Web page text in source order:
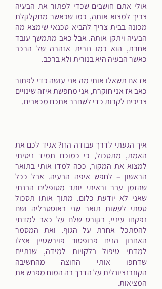
אולי אתם חושבים שכדי לפתור את הבעיה
צריך למצוא אותה, כמו שכאשר מתקלקלת
מכונה בבית צריך להביא טכנאי שימצא מה
הבעיה ויתקן אותה. אבל כאב מתמשך עובד
אחרת, הוא כמו נורית אזהרה של הרכב
כאשר הבעיה היא בנורית ולא ברכב.
אז אם תשאלו אותי מה אני עושה כדי לפתור
כאב אז אני חוקרת, אני מחפשת איזה שינויים
צריכים לקרות כדי לשחרר אתכם מכאבים.
איך הגעתי לדרך עבודה הזו? אגיד לכם את
האמת, מתסכול, כי כמוכם תמיד ניסיתי
למצוא את המקור, ככה למדו אותי בתואר
הראשון – לחפש איפה הבעיה. אבל ככל
שהזמן עבר וראיתי יותר מטופלים הבנתי
שאני לא יודעת כלום. מתוך אותו תסכול
טסתי לעשות תואר שני באוסטרליה ושם
נפקחו עיניי, בקורס שלם על כאב למדתי
להסתכל אחרת על הגוף. ואת המסמר
האחרון הניח פרופסור פוירשטיין אצלו
למדתי טיפול בלקויות למידה, שנתיים
שדחפו אותי החוצה מהחשיבה
הקונבנציונלית על הדרך בה המוח מפרש את
המציאות.